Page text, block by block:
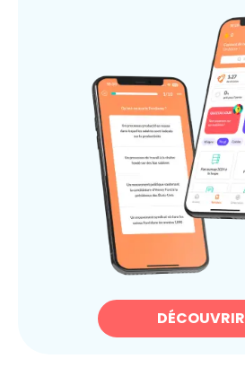
DÉCOUVRIR